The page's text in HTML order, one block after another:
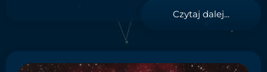
Czytaj dalej...